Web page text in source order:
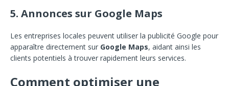
5. Annonces sur Google Maps
Les entreprises locales peuvent utiliser la publicité Google pour
apparaître directement sur Google Maps, aidant ainsi les
clients potentiels à trouver rapidement leurs services.
Comment optimiser une